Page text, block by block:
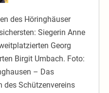
des Höringhäuser
Siegerin Anne
Georg
Birgit Umbach. Foto:
– Das
des Schützenvereins